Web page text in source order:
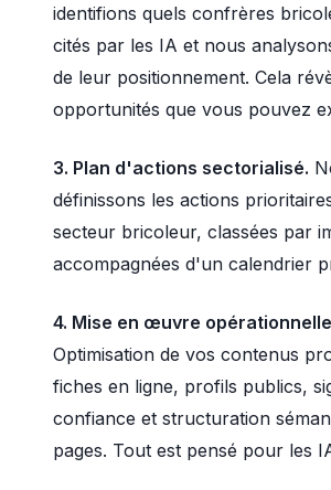
identifions quels confrères
cités par les IA et nous
de leur positionnement. Cela
opportunités que vous pouvez
3. Plan d'actions sectorialisé.
définissons les actions
secteur bricoleur, classées par
accompagnées d'un calendrier
4. Mise en œuvre
Optimisation de vos contenus
fiches en ligne, profils publics,
confiance et structuration
pages. Tout est pensé pour les